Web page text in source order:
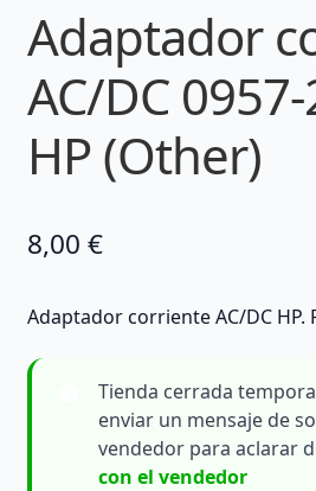
Adaptador
AC/DC
HP (Other)
8,00 €
Adaptador corriente AC/DC HP.
Tienda cerrada
enviar un mensaje de
vendedor para aclarar
con el vendedor